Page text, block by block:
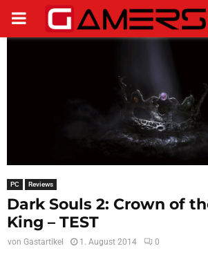
PRIMARY
PC Reviews
Dark Souls 2: Crown of
King – TEST
von Gastartikel 1. August 2014 0